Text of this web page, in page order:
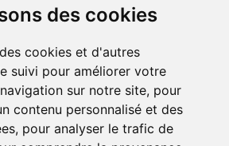
des cookies
cookies et d'autres
suivi pour améliorer votre
sur notre site, pour
contenu personnalisé et des
pour analyser le trafic de
(z.B. Kreditkarte, Paypal)